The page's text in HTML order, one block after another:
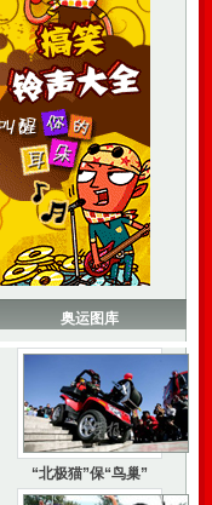
奥运图库
“北极猫”保“鸟巢”